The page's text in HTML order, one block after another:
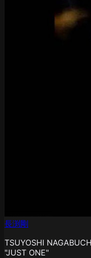
長渕剛
TSUYOSHI
"JUST ONE"